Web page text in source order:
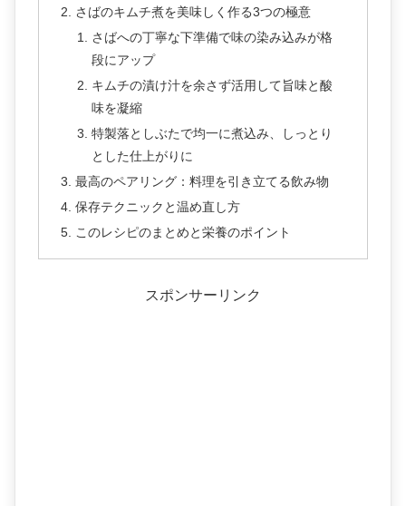
さばのキムチ煮を美味しく作る3つの極意
さばへの丁寧な下準備で味の染み込みが格
段にアップ
キムチの漬け汁を余さず活用して旨味と酸
味を凝縮
特製落としぶたで均一に煮込み、しっとり
とした仕上がりに
最高のペアリング：料理を引き立てる飲み物
保存テクニックと温め直し方
このレシピのまとめと栄養のポイント
スポンサーリンク